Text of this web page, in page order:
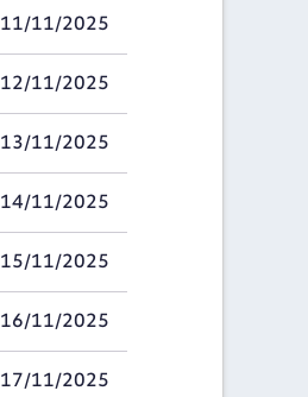
11/11/2025
12/11/2025
13/11/2025
14/11/2025
15/11/2025
16/11/2025
17/11/2025